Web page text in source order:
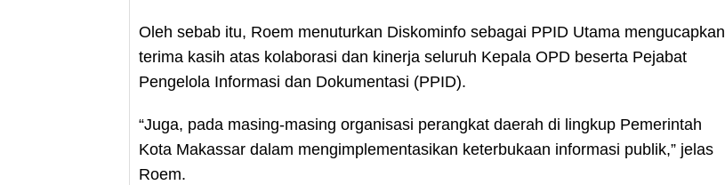
Oleh sebab itu, Roem menuturkan Diskominfo sebagai PPID Utama mengucapkan
terima kasih atas kolaborasi dan kinerja seluruh Kepala OPD beserta Pejabat
Pengelola Informasi dan Dokumentasi (PPID).
“Juga, pada masing-masing organisasi perangkat daerah di lingkup Pemerintah
Kota Makassar dalam mengimplementasikan keterbukaan informasi publik,” jelas
Roem.